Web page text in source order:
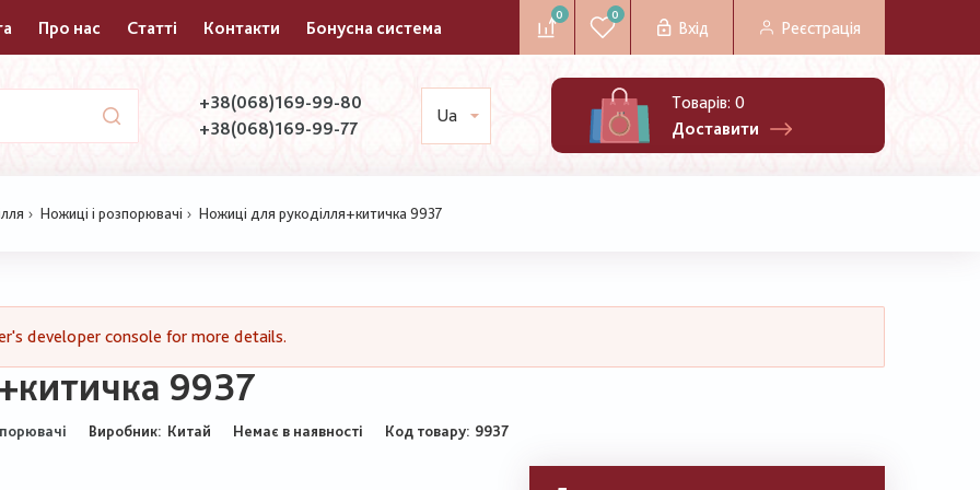
Про нас Статті Контакти Бонусна система
0 0
Вхід Реєстрація
+38(068)169-99-80
+38(068)169-99-77
Ua
Товарів: 0
Доставити
Ножиці і розпорювачі Ножиці для рукоділля+китичка 9937
developer console for more details.
9937
Виробник: Китай Немає в наявності Код товару 9937